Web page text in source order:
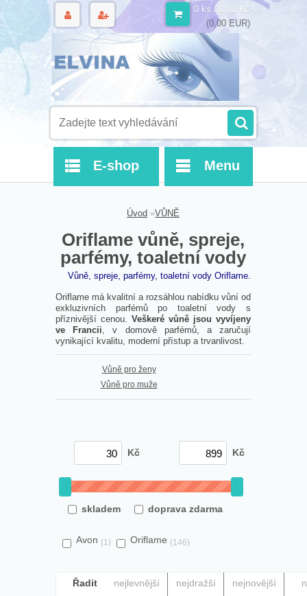
0 ks / 0,00 Kč
(0,00 EUR)
E-shop Menu
Úvod »VŮNĚ
Oriflame vůně, spreje,
parfémy, toaletní vody
Vůně, spreje, parfémy, toaletní vody Oriflame.
Oriflame má kvalitní a rozsáhlou nabídku vůní od
exkluzivních parfémů po toaletní vody s
příznivější cenou. Veškeré vůně jsou vyvíjeny
ve Francii, v domově parfémů, a zaručují
vynikající kvalitu, moderní přístup a trvanlivost.
Vůně pro ženy
Vůně pro muže
Kč Kč
skladem doprava zdarma
Avon (1) Oriflame (146)
Řadit
nejlevnější nejdražší nejnovější